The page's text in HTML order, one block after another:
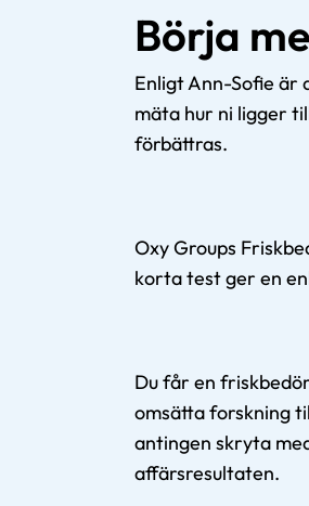
Börja
Enligt Ann-Sofie är
mäta hur ni ligger
förbättras.
Oxy Groups
korta test ger en
Du får en
omsätta forskning
antingen skryta
affärsresultaten.